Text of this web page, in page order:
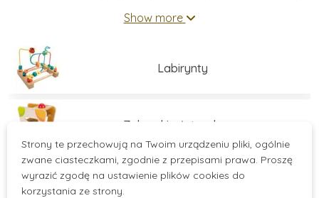
Show more
Labirynty
Zabawki młoteczkowe
Sortery
Strony te przechowują na Twoim urządzeniu pliki, ogólnie
zwane ciasteczkami, zgodnie z przepisami prawa. Proszę
wyrazić zgodę na ustawienie plików cookies do
korzystania ze strony.